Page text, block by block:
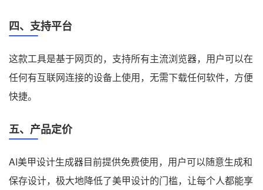
四、支持平台
这款工具是基于网页的，支持所有主流浏览器，用户可以在
任何有互联网连接的设备上使用，无需下载任何软件，方便
快捷。
五、产品定价
AI美甲设计生成器目前提供免费使用，用户可以随意生成和
保存设计，极大地降低了美甲设计的门槛，让每个人都能享